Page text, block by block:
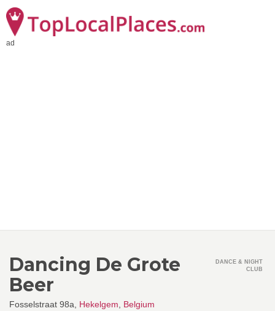
ad
Dancing De Grote
Beer
Fosselstraat 98a, Hekelgem Belgium
DANCE & NIGHT
CLUB